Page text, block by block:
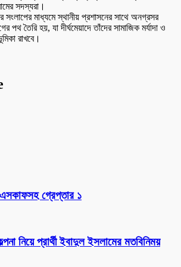
সদস্যরা।
মাধ্যমে স্থানীয় প্রশাসনের সাথে অনগ্রসর
পথ তৈরি হয়, যা দীর্ঘমেয়াদে তাঁদের সামাজিক মর্যাদা ও
রাখবে।
গ্রেপ্তার ১
নিয়ে প্রার্থী ইবাদুল ইসলামের মতবিনিময়